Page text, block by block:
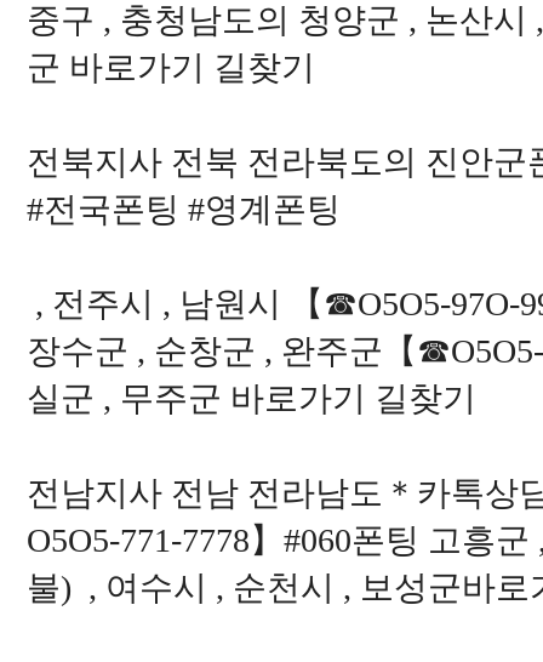
중구 , 충청남도의 청양군 , 논산
군 바로가기 길찾기
전북지사 전북 전라북도의 진안
#전국폰팅 #영계폰팅
, 전주시 , 남원시 【☎O5O5-97O-
장수군 , 순창군 , 완주군【
실군 , 무주군 바로가기 길찾기
전남지사 전남 전라남도＊카톡상
O5O5-771-7778】#060폰팅 고흥
불) , 여수시 , 순천시 , 보성군바로